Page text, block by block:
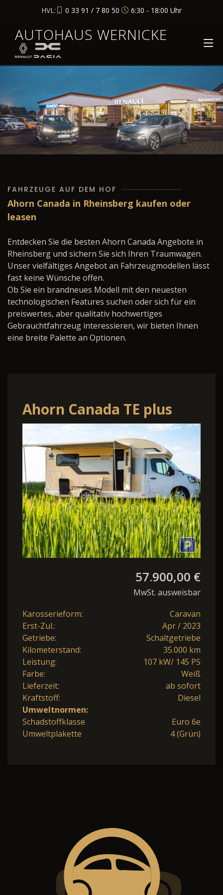
HVL: 0 33 91 / 7 80 50 6:30 - 18:00 Uhr
AUTOHAUS WERNICKE
FAHRZEUGE AUF DEM HOF
Ahorn Canada in Rheinsberg kaufen oder
leasen
Entdecken Sie die besten Ahorn Canada Angebote in
Rheinsberg und sichern Sie sich Ihren Traumwagen.
Unser vielfältiges Angebot an Fahrzeugmodellen lässt
fast keine Wünsche offen.
Ob Sie ein brandneues Modell mit den neuesten
technologischen Features suchen oder sich für ein
preiswertes, aber qualitativ hochwertiges
Gebrauchtfahrzeug interessieren, wir bieten Ihnen
eine breite Palette an Optionen.
Ahorn Canada TE plus
57.900,00 €
MwSt. ausweisbar
Karosserieform:
Caravan
Erst-Zul.:
Apr / 2023
Getriebe:
Schaltgetriebe
Kilometerstand:
35.000 km
Leistung:
107 kW/ 145 PS
Farbe:
Weiß
Lieferzeit:
ab sofort
Kraftstoff:
Diesel
Umweltnormen:
Schadstoffklasse
Euro 6e
Umweltplakette
4 (Grün)